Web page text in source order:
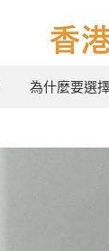
為什麼要選